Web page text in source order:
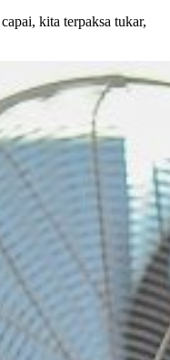
kita terpaksa tukar,